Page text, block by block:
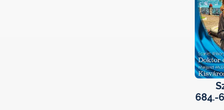
684.-